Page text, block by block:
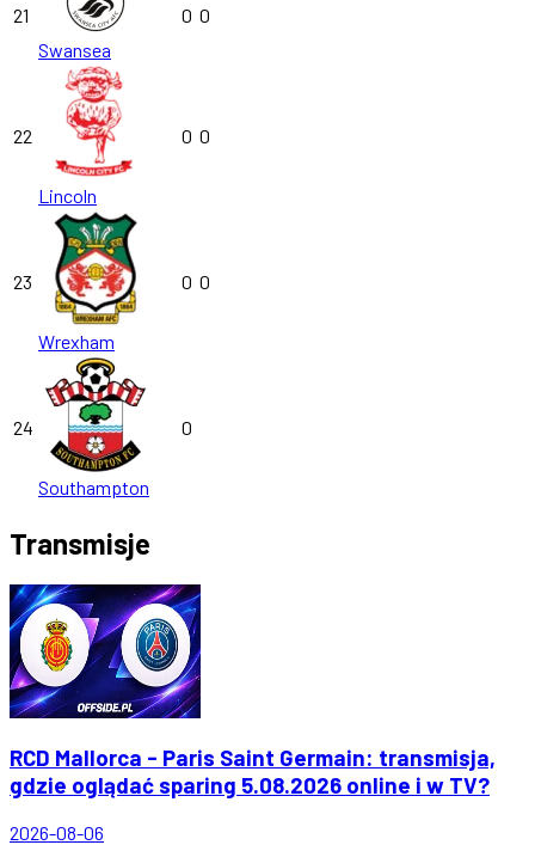
21
Swansea
0 0
22
Lincoln
0 0
23
Wrexham
0 0
24
Southampton
0
Transmisje
RCD Mallorca - Paris Saint Germain: transmisja,
gdzie oglądać sparing 5.08.2026 online i w TV?
2026-08-06